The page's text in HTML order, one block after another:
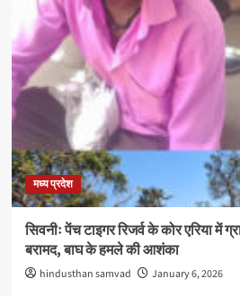
मध्य प्रदेश
सिवनीः पेंच टाइगर रिजर्व के कोर एरिया में
बरामद, बाघ के हमले की आशंका
hindusthan samvad January 6, 2026